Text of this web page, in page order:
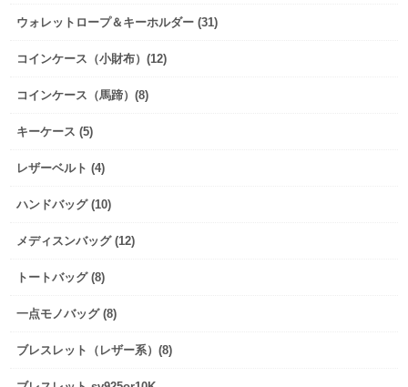
ウォレットロープ＆キーホルダー (31)
コインケース（小財布）(12)
コインケース（馬蹄）(8)
キーケース (5)
レザーベルト (4)
ハンドバッグ (10)
メディスンバッグ (12)
トートバッグ (8)
一点モノバッグ (8)
ブレスレット（レザー系）(8)